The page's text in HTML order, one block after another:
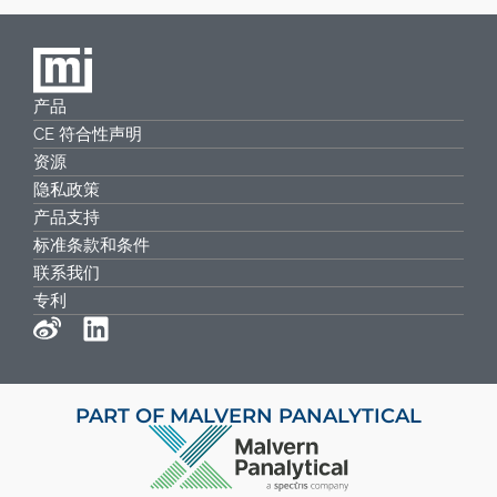
产品
CE 符合性声明
资源
隐私政策
产品支持
标准条款和条件
联系我们
专利
PART OF MALVERN PANALYTICAL